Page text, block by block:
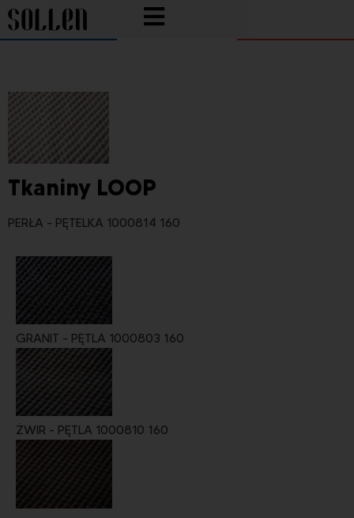
Tkaniny LOOP
PERŁA - PĘTELKA 1000814 160
GRANIT - PĘTLA 1000803 160
ŻWIR - PĘTLA 1000810 160